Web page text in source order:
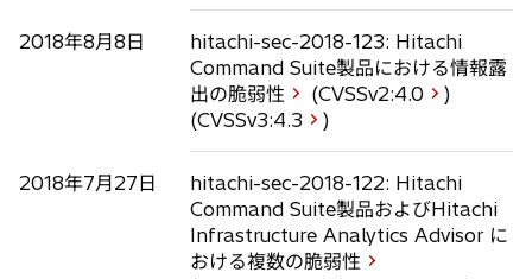
2018年8月8日
hitachi-sec-2018-123: Hitachi
Command Suite製品における情報露
出の脆弱性
(CVSSv2:4.0
)
(CVSSv3:4.3 )
2018年7月27日
hitachi-sec-2018-122: Hitachi
Command Suite製品およびHitachi
Infrastructure Analytics Advisor に
おける複数の脆弱性